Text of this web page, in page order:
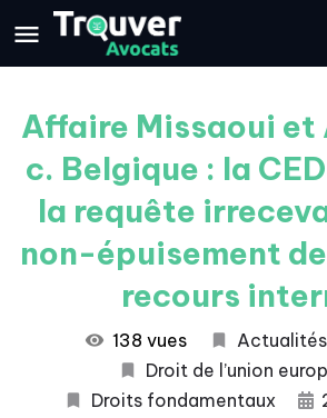
Affaire Missaoui et
c. Belgique : la
la requête
non-épuisement
recours
138 vues
Droit de l’union
Droits fondamentaux